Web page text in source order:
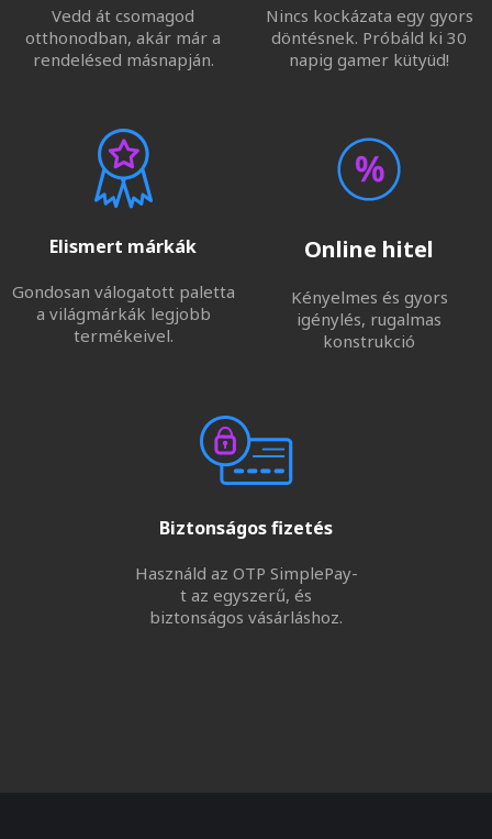
Vedd át csomagod
otthonodban, akár már a
rendelésed másnapján.
Nincs kockázata egy gyors
döntésnek. Próbáld ki 30
napig gamer kütyüd!
Elismert márkák
Gondosan válogatott paletta
a világmárkák legjobb
termékeivel.
Online hitel
Kényelmes és gyors
igénylés, rugalmas
konstrukció
Biztonságos fizetés
Használd az OTP SimplePay-
t az egyszerű, és
biztonságos vásárláshoz.